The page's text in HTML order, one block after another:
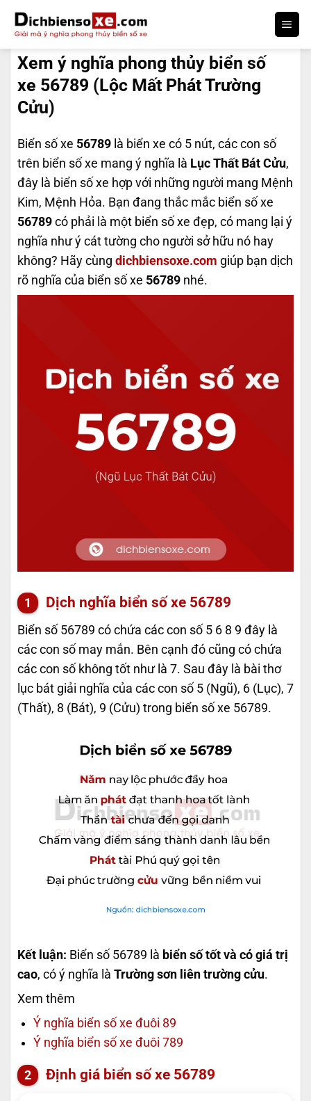
qua
nội
dungXem ý nghĩa phong thủy biển số
xe 56789 (Lộc Mất Phát Trường
Cửu)
Biển số xe 56789 là biển xe có 5 nút, các con số
trên biển số xe mang ý nghĩa là Lục Thất Bát Cửu,
đây là biển số xe hợp với những người mang Mệnh
Kim, Mệnh Hỏa. Bạn đang thắc mắc biển số xe
56789 có phải là một biển số xe đẹp, có mang lại ý
nghĩa như ý cát tường cho người sở hữu nó hay
không? Hãy cùng dichbiensoxe.com giúp bạn dịch
rõ nghĩa của biển số xe 56789 nhé.
Dịch nghĩa biển số xe 56789
Biển số 56789 có chứa các con số 5 6 8 9 đây là
các con số may mắn. Bên cạnh đó cũng có chứa
các con số không tốt như là 7. Sau đây là bài thơ
lục bát giải nghĩa của các con số 5 (Ngũ), 6 (Lục), 7
(Thất), 8 (Bát), 9 (Cửu) trong biển số xe 56789.
Kết luận: Biển số 56789 là biển số tốt và có giá trị
cao, có ý nghĩa là Trường sơn liên trường cửu.
Xem thêm
Ý nghĩa biển số xe đuôi 89
Ý nghĩa biển số xe đuôi 789
Định giá biển số xe 56789